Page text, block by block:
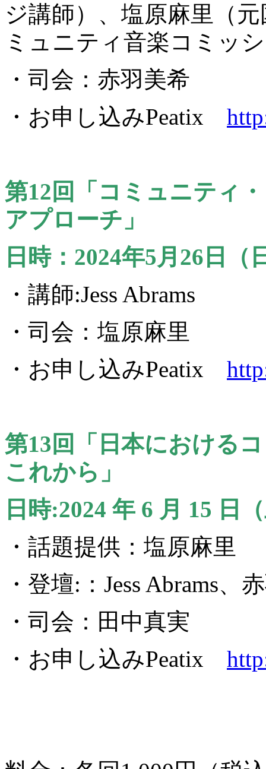
ジ講師）、塩原麻里（
ミュニティ音楽コミッ
・司会：赤羽美希
・お申し込みPeatix
第12回「コミュニティ
アプローチ」
日時：2024年5月26日（
・講師:Jess Abrams
・司会：塩原麻里
・お申し込みPeatix
第13回「日本における
これから」
日時:2024 年 6 月 15 日
・話題提供：塩原麻里
・登壇:：Jess Abrams、
・司会：田中真実
・お申し込みPeatix